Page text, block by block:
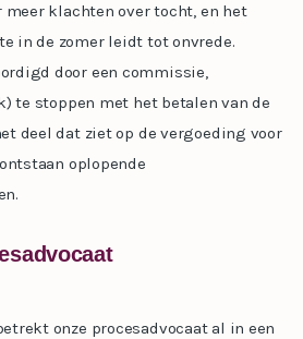
meer klachten over tocht, en het
in de zomer leidt tot onvrede.
door een commissie,
te stoppen met het betalen van de
deel dat ziet op de vergoeding voor
oplopende
onze procesadvocaat al in een